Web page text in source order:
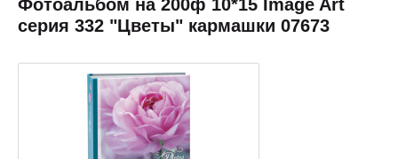
Фотоальбом на 200ф 10*15 Image Art
серия 332 "Цветы" кармашки 07673